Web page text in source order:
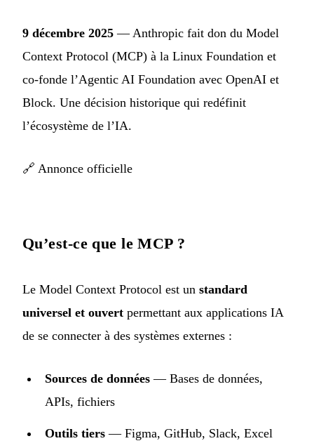
9 décembre 2025 — Anthropic fait don du Model
Context Protocol (MCP) à la Linux Foundation et
co-fonde l’Agentic AI Foundation avec OpenAI et
Block. Une décision historique qui redéfinit
l’écosystème de l’IA.
🔗 Annonce officielle
Qu’est-ce que le MCP ?
Le Model Context Protocol est un standard
universel et ouvert permettant aux applications IA
de se connecter à des systèmes externes :
Sources de données — Bases de données,
APIs, fichiers
Outils tiers — Figma, GitHub, Slack, Excel